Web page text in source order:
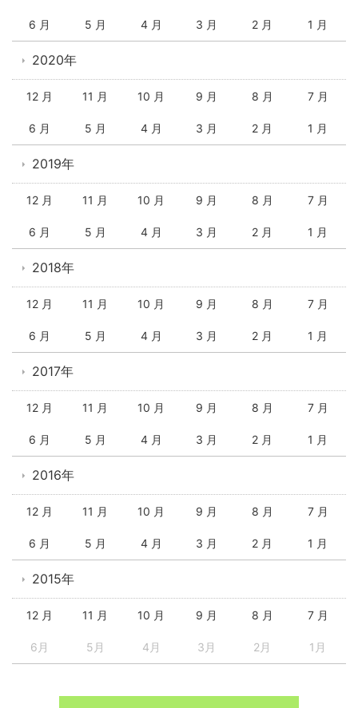
6 月 5 月 4 月 3 月 2 月 1 月
2020年
12 月 11 月 10 月 9 月 8 月 7 月
6 月 5 月 4 月 3 月 2 月 1 月
2019年
12 月 11 月 10 月 9 月 8 月 7 月
6 月 5 月 4 月 3 月 2 月 1 月
2018年
12 月 11 月 10 月 9 月 8 月 7 月
6 月 5 月 4 月 3 月 2 月 1 月
2017年
12 月 11 月 10 月 9 月 8 月 7 月
6 月 5 月 4 月 3 月 2 月 1 月
2016年
12 月 11 月 10 月 9 月 8 月 7 月
6 月 5 月 4 月 3 月 2 月 1 月
2015年
12 月 11 月 10 月 9 月 8 月 7 月
6月 5月 4月 3月 2月 1月